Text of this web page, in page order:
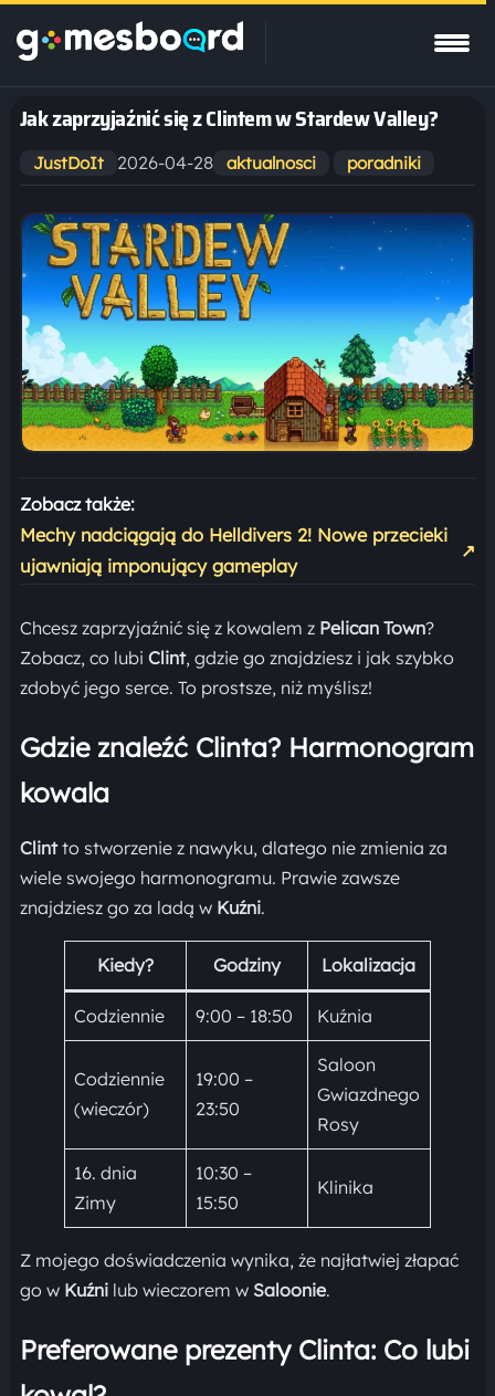
Jak zaprzyjaźnić się z Clintem w Stardew Valley?
JustDoIt 2026-04-28 aktualnosci poradniki
Zobacz także:
Mechy nadciągają do Helldivers 2! Nowe przecieki
ujawniają imponujący gameplay
↗
Chcesz zaprzyjaźnić się z kowalem z Pelican Town?
Zobacz, co lubi Clint, gdzie go znajdziesz i jak szybko
zdobyć jego serce. To prostsze, niż myślisz!
Gdzie znaleźć Clinta? Harmonogram
kowala
Clintto stworzenie z nawyku, dlatego nie zmienia za
wiele swojego harmonogramu. Prawie zawsze
znajdziesz go za ladą w Kuźni.
Kiedy? Godziny Lokalizacja
Codziennie 9:00 – 18:50 Kuźnia
Codziennie
(wieczór)
19:00 –
23:50
Saloon
Gwiazdnego
Rosy
16. dnia
Zimy
10:30 –
15:50
Klinika
Z mojego doświadczenia wynika, że najłatwiej złapać
go w Kuźnilub wieczorem w Saloonie.
Preferowane prezenty Clinta: Co lubi